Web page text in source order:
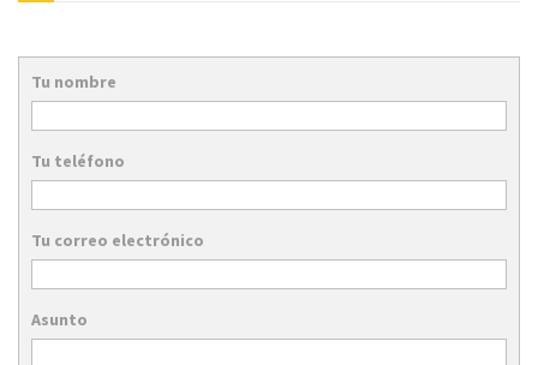
Tu nombre
Tu teléfono
Tu correo electrónico
Asunto